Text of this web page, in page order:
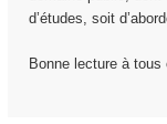
d’études, soit
Bonne lecture à tous